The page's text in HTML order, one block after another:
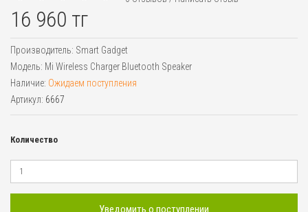
16 960 тг
Производитель: Smart Gadget
Модель: Mi Wireless Charger Bluetooth Speaker
Наличие: Ожидаем поступления
Артикул: 6667
Количество
Уведомить о поступлении